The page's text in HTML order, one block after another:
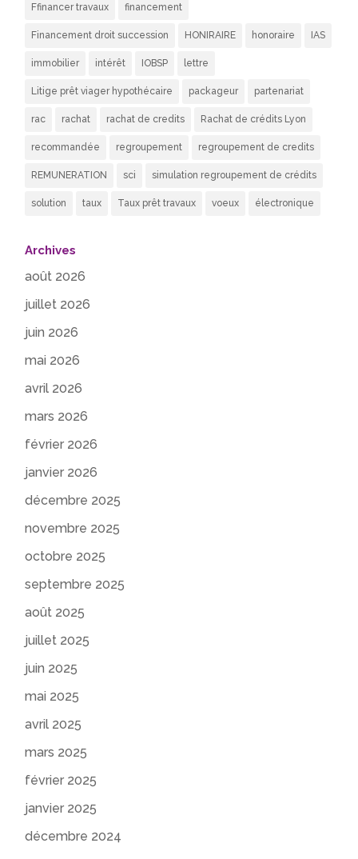
Ffinancer travaux financement
Financement droit succession HONIRAIRE honoraire IAS
immobilier intérêt IOBSP lettre
Litige prêt viager hypothécaire packageur partenariat
rac rachat rachat de credits Rachat de crédits Lyon
recommandée regroupement regroupement de credits
REMUNERATION sci simulation regroupement de crédits
solution taux Taux prêt travaux voeux électronique
Archives
août 2026
juillet 2026
juin 2026
mai 2026
avril 2026
mars 2026
février 2026
janvier 2026
décembre 2025
novembre 2025
octobre 2025
septembre 2025
août 2025
juillet 2025
juin 2025
mai 2025
avril 2025
mars 2025
février 2025
janvier 2025
décembre 2024